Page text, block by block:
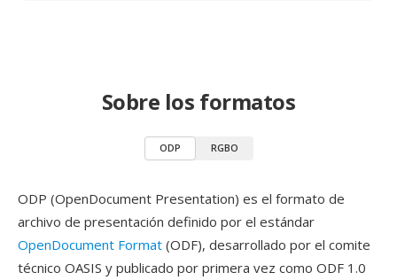
Sobre los formatos
ODP RGBO
ODP (OpenDocument Presentation) es el formato de
archivo de presentación definido por el estándar
OpenDocument Format (ODF), desarrollado por el comite
técnico OASIS y publicado por primera vez como ODF 1.0